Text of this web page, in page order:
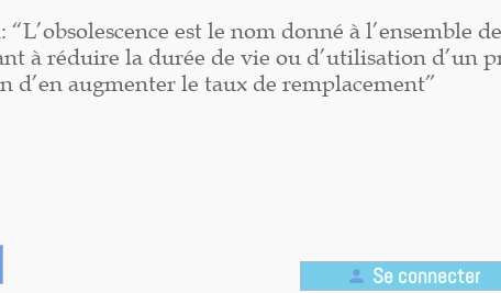
est le nom donné à l’ensemble
à réduire la durée de vie ou d’utilisation d’un
d’en augmenter le taux de remplacement”
person Se connecter